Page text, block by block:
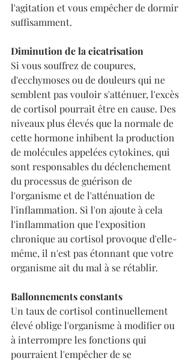
l'agitation et vous empêcher de dormir
suffisamment.
Diminution de la cicatrisation
Si vous souffrez de coupures,
d'ecchymoses ou de douleurs qui ne
semblent pas vouloir s'atténuer, l'excès
de cortisol pourrait être en cause. Des
niveaux plus élevés que la normale de
cette hormone inhibent la production
de molécules appelées cytokines, qui
sont responsables du déclenchement
du processus de guérison de
l'organisme et de l'atténuation de
l'inflammation. Si l'on ajoute à cela
l'inflammation que l'exposition
chronique au cortisol provoque d'elle-
même, il n'est pas étonnant que votre
organisme ait du mal à se rétablir.
Ballonnements constants
Un taux de cortisol continuellement
élevé oblige l'organisme à modifier ou
à interrompre les fonctions qui
pourraient l'empêcher de se